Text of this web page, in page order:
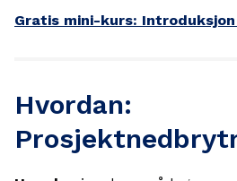
Gratis mini-kurs:
Hvordan: